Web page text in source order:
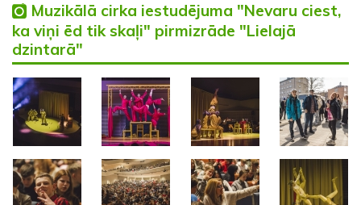
Muzikālā cirka iestudējuma "Nevaru ciest,
ka viņi ēd tik skaļi" pirmizrāde "Lielajā
dzintarā"